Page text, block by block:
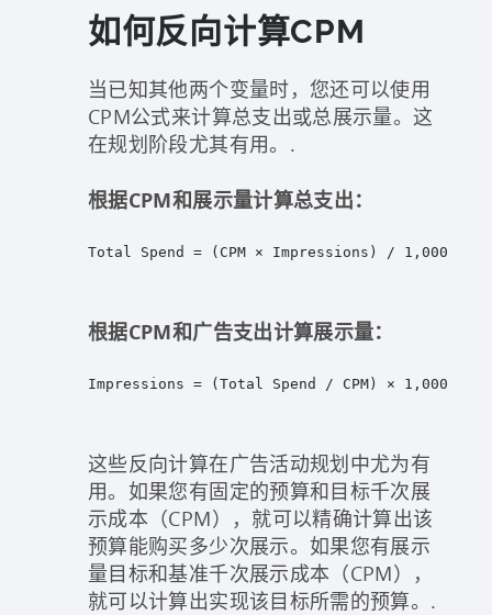
如何反向计算CPM
当已知其他两个变量时，您还可以使用
CPM公式来计算总支出或总展示量。这
在规划阶段尤其有用。.
根据CPM和展示量计算总支出：
Total Spend = (CPM × Impressions) / 1,000
根据CPM和广告支出计算展示量：
Impressions = (Total Spend / CPM) × 1,000
这些反向计算在广告活动规划中尤为有
用。如果您有固定的预算和目标千次展
示成本（CPM），就可以精确计算出该
预算能购买多少次展示。如果您有展示
量目标和基准千次展示成本（CPM），
就可以计算出实现该目标所需的预算。.